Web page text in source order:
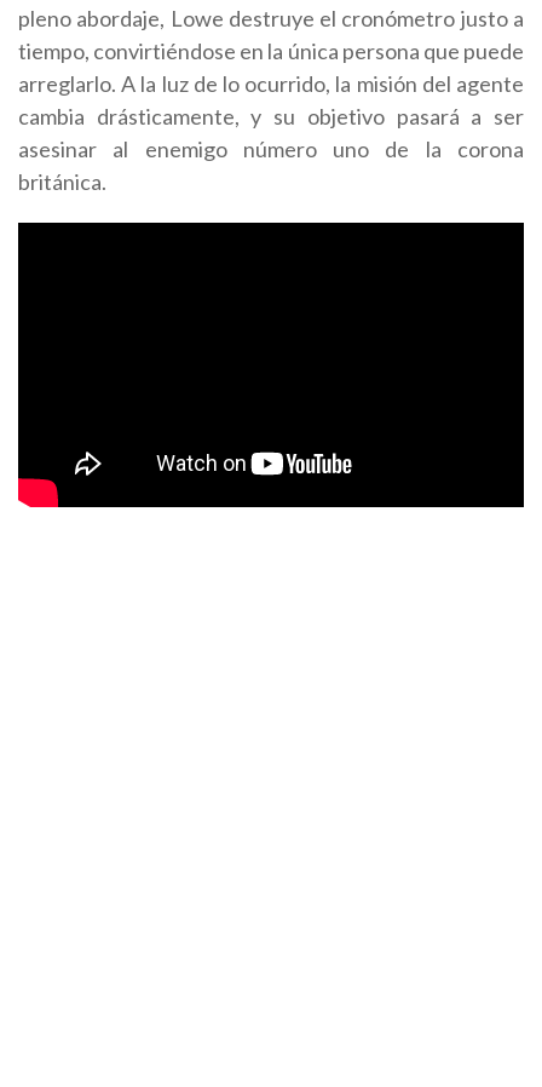
pleno abordaje, Lowe destruye el cronómetro justo a
tiempo, convirtiéndose en la única persona que puede
arreglarlo. A la luz de lo ocurrido, la misión del agente
cambia drásticamente, y su objetivo pasará a ser
asesinar al enemigo número uno de la corona
británica.